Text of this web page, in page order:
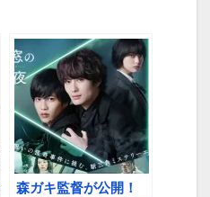
森ガキ監督が公開！